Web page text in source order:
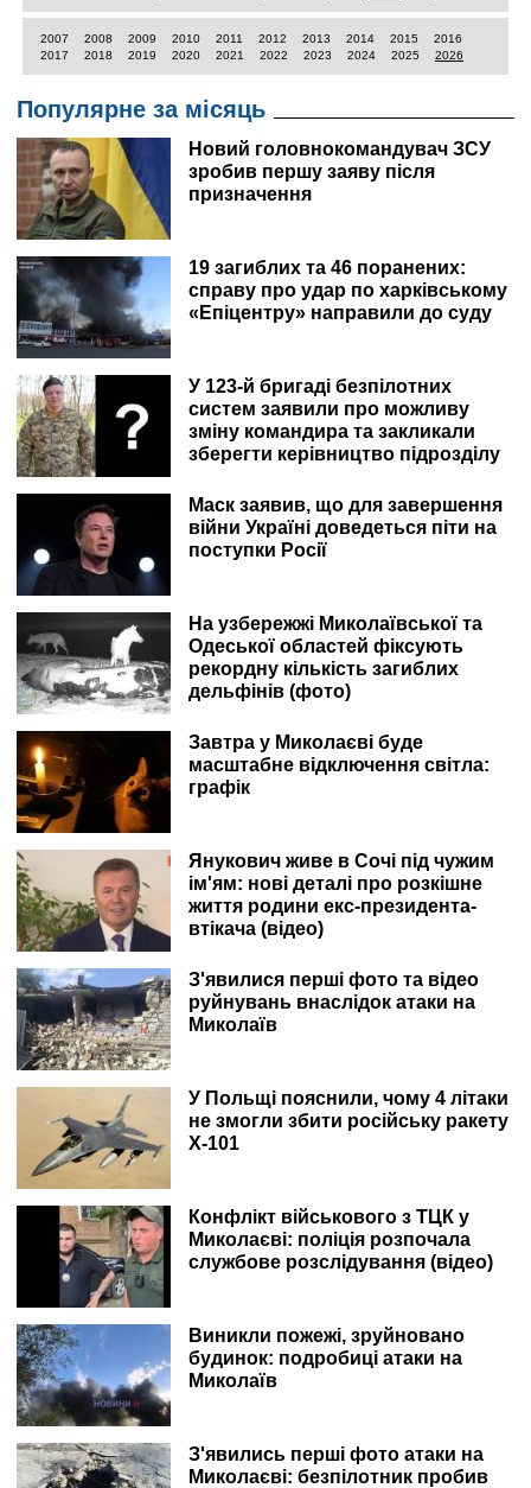
2007 2008 2009 2010 2011 2012 2013 2014 2015
2016
2017
2018 2019 2020 2021 2022 2023 2024 2025 2026
Популярне за місяць
Новий головнокомандувач ЗСУ
зробив першу заяву після
призначення
19 загиблих та 46 поранених:
справу про удар по харківському
«Епіцентру» направили до суду
У 123-й бригаді безпілотних
систем заявили про можливу
зміну командира та закликали
зберегти керівництво підрозділу
Маск заявив, що для завершення
війни Україні доведеться піти на
поступки Росії
На узбережжі Миколаївської та
Одеської областей фіксують
рекордну кількість загиблих
дельфінів (фото)
Завтра у Миколаєві буде
масштабне відключення світла:
графік
Янукович живе в Сочі під чужим
ім'ям: нові деталі про розкішне
життя родини екс-президента-
втікача (відео)
З'явилися перші фото та відео
руйнувань внаслідок атаки на
Миколаїв
У Польщі пояснили, чому 4 літаки
не змогли збити російську ракету
Х-101
Конфлікт військового з ТЦК у
Миколаєві: поліція розпочала
службове розслідування (відео)
Виникли пожежі, зруйновано
будинок: подробиці атаки на
Миколаїв
З'явились перші фото атаки на
Миколаєві: безпілотник пробив